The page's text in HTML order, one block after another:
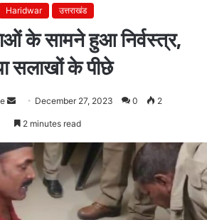
Haridwar उत्तराखंड
के सामने हुआ निर्वस्त्र,
सलाखों के पीछे
Send
an
December 27, 2023 0 2
2 minutes read